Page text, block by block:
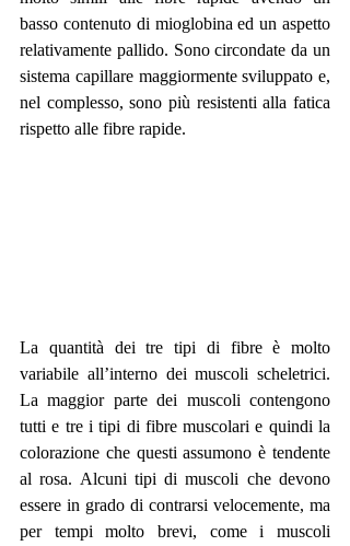
basso contenuto di mioglobina ed un aspetto
relativamente pallido. Sono circondate da un
sistema capillare maggiormente sviluppato e,
nel complesso, sono più resistenti alla fatica
rispetto alle fibre rapide.
La quantità dei tre tipi di fibre è molto
variabile all’interno dei muscoli scheletrici.
La maggior parte dei muscoli contengono
tutti e tre i tipi di fibre muscolari e quindi la
colorazione che questi assumono è tendente
al rosa. Alcuni tipi di muscoli che devono
essere in grado di contrarsi velocemente, ma
per tempi molto brevi, come i muscoli